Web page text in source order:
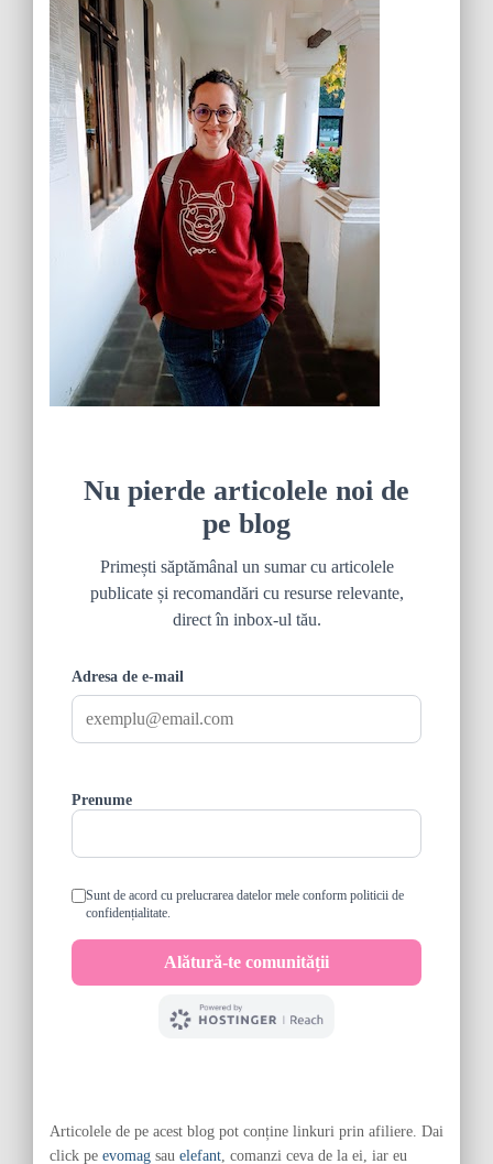
Articolele de pe acest blog pot conține linkuri prin afiliere. Dai
click pe evomag sau elefant, comanzi ceva de la ei, iar eu